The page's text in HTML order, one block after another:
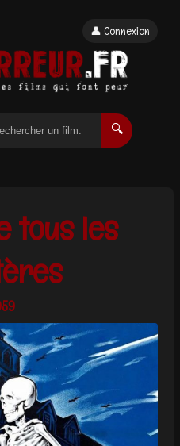
🔍
👤 Connexion
tous les